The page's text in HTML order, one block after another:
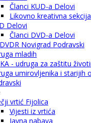
Članci KUD-a Delovi
Likovno kreativna sekcija
Delovi
Članci DVD-a Delovi
Novigrad Podravski
mladih
- udruga za zaštitu
umirovljenika i starijih
vrtić Fijolica
Vijesti iz vrtića
Javna nabava